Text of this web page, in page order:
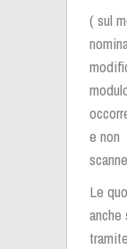
( sul
e non
Le